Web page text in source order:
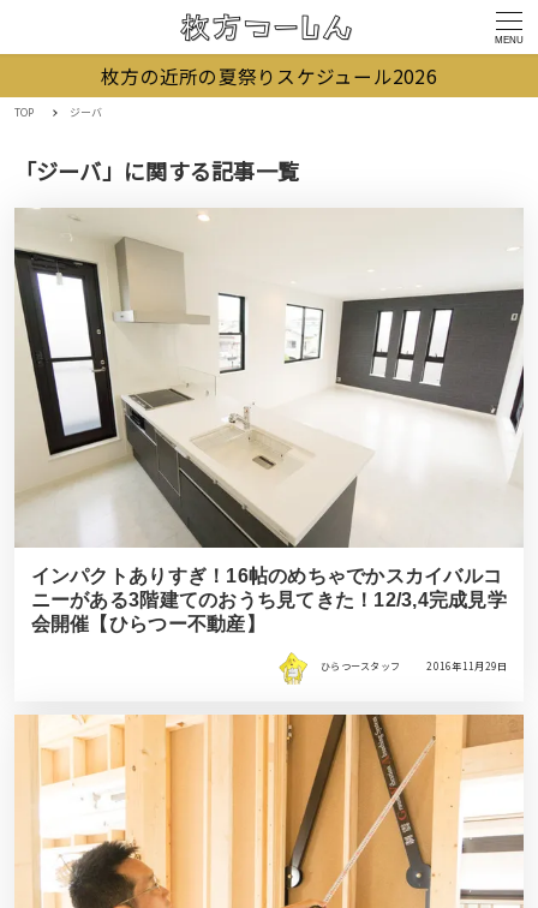
MENU
枚方の近所の夏祭りスケジュール2026
TOP ジーバ
「ジーバ」に関する記事一覧
インパクトありすぎ！16帖のめちゃでかスカイバルコ
ニーがある3階建てのおうち見てきた！12/3,4完成見学
会開催【ひらつー不動産】
ひらつースタッフ 2016年11月29日